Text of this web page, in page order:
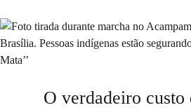
O verdadeiro custo